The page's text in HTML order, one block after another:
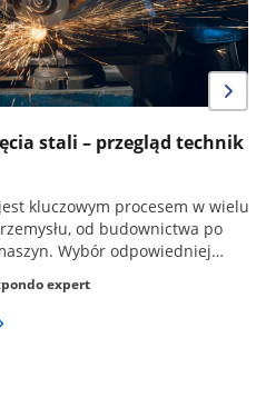
stali – przegląd technik i
kluczowym procesem w wielu
od budownictwa po
Wybór odpowiedniej…
expert